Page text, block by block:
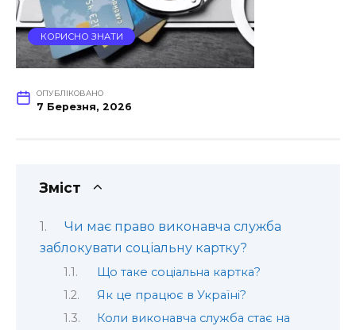
КОРИСНО ЗНАТИ
ОПУБЛІКОВАНО
7 Березня, 2026
Зміст
Чи має право виконавча служба
заблокувати соціальну картку?
Що таке соціальна картка?
Як це працює в Україні?
Коли виконавча служба стає на